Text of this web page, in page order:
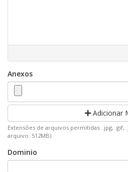
Anexos
Adicionar
Extensões de arquivos permitidas: .jpg,
arquivo: 512MB)
Dominio